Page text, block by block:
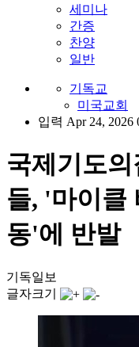
세미나
간증
찬양
일반
기독교
미국교회
입력 Apr 24, 2026
국제기도
들, '마이클
동'에 반발
기독일보
글자크기